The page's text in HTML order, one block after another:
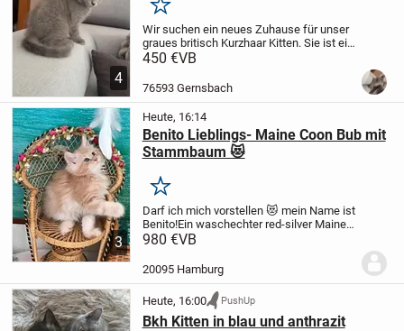
4
Merken
Wir suchen ein neues Zuhause für unser
graues britisch Kurzhaar Kitten. Sie ist ein
gesundes Mädchen und bereits
sucht viel Liebe. Sie ist 12 Wochen alt
450 €VB
76593 Gernsbach
3
Heute, 16:14
Benito Lieblings- Maine Coon Bub mit
Stammbaum 😻
Merken
Darf ich mich vorstellen 😻 mein Name ist
Benito!Ein waschechter red-silver Maine
Coon geb. am 22.05.2026 mit
kleiner Charmebolzen, immer humorvoll
980 €VB
20095 Hamburg
Heute, 16:00 PushUp
Bkh Kitten in blau und anthrazit